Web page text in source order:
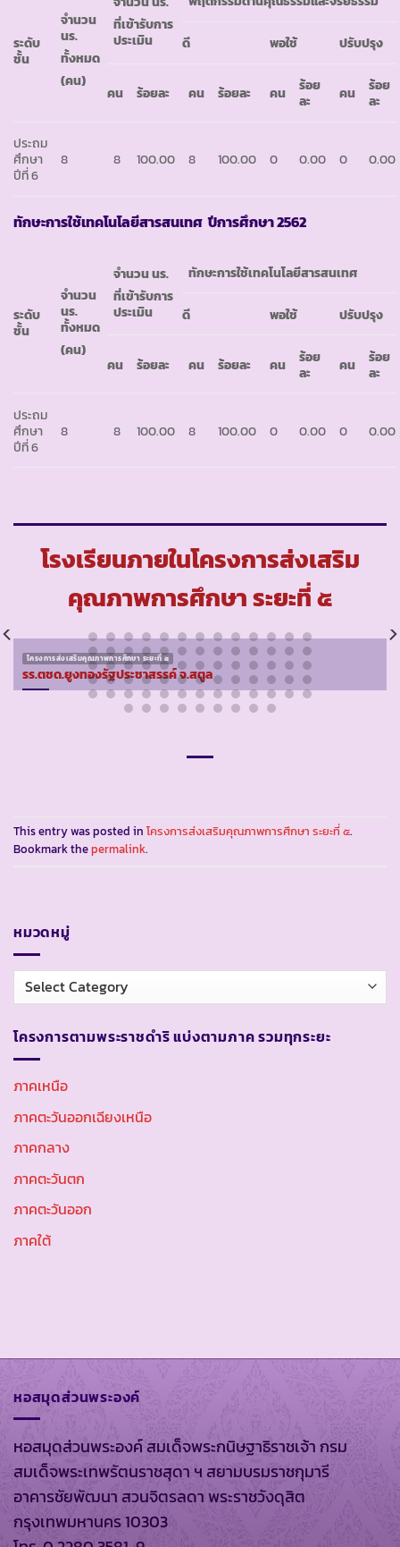
ระดับ
ชั้น
จำนวน
นร.
ทั้งหมด
(คน)
ที่เข้ารับการ
ประเมิน
ดี พอใช้ ปรับปรุง
คน ร้อยละ คน ร้อยละ คน
ร้อย
ละ
คน
ร้อย
ละ
ประถม
ศึกษา
ปีที่ 6
8 8 100.00 8 100.00 0 0.00 0 0.00
ทักษะการใช้เทคโนโลยีสารสนเทศ ปีการศึกษา 2562
ระดับ
ชั้น
จำนวน
นร.
ทั้งหมด
(คน)
จำนวน นร.
ที่เข้ารับการ
ประเมิน
ทักษะการใช้เทคโนโลยีสารสนเทศ
ดี พอใช้ ปรับปรุง
คน ร้อยละ คน ร้อยละ คน
ร้อย
ละ
คน
ร้อย
ละ
ประถม
ศึกษา
ปีที่ 6
8 8 100.00 8 100.00 0 0.00 0 0.00
โรงเรียนภายในโครงการส่งเสริม
คุณภาพการศึกษา ระยะที่ ๕
โครงการส่งเสริมคุณภาพการศึกษา ระยะที่ ๕
รร.ตชด.ยูงทองรัฐประชาสรรค์ จ.สตูล
This entry was posted in โครงการส่งเสริมคุณภาพการศึกษา ระยะที่ ๕.
Bookmark thepermalink.
หมวดหมู่
หมวด
หมู่
โครงการตามพระราชดำริ แบ่งตามภาค รวมทุกระยะ
ภาคเหนือ
ภาคตะวันออกเฉียงเหนือ
ภาคกลาง
ภาคตะวันตก
ภาคตะวันออก
ภาคใต้
หอสมุดส่วนพระองค์
หอสมุดส่วนพระองค์ สมเด็จพระกนิษฐาธิราชเจ้า กรม
สมเด็จพระเทพรัตนราชสุดา ฯ สยามบรมราชกุมารี
อาคารชัยพัฒนา สวนจิตรลดา พระราชวังดุสิต
กรุงเทพมหานคร 10303